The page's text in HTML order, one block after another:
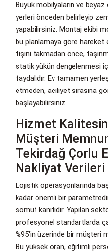
Büyük mobilyaların ve
yerleri önceden belirleyip
yapabilirsiniz. Montaj ekibi
bu planlamaya göre hareket
fişini takmadan önce,
statik yükün dengelenmesi
faydalıdır. Ev tamamen
etmeden, aciliyet sırasına
başlayabilirsiniz.
Hizmet
Müşteri
Tekirdağ Çorlu
Nakliyat Verileri
Lojistik operasyonlarında
kadar önemli bir
somut kanıtıdır. Yapılan
profesyonel standartlarda
%95'in üzerinde bir müşteri
Bu yüksek oran, eğitimli